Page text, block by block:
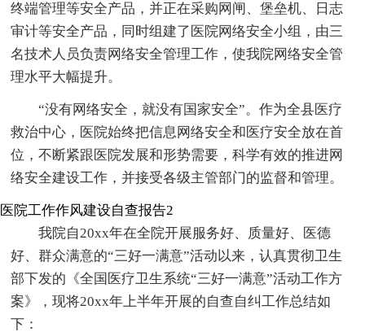
终端管理等安全产品，并正在采购网闸、堡垒机、日志
审计等安全产品，同时组建了医院网络安全小组，由三
名技术人员负责网络安全管理工作，使我院网络安全管
理水平大幅提升。
“没有网络安全，就没有国家安全”。作为全县医疗
救治中心，医院始终把信息网络安全和医疗安全放在首
位，不断紧跟医院发展和形势需要，科学有效的推进网
络安全建设工作，并接受各级主管部门的监督和管理。
医院工作作风建设自查报告2
我院自20xx年在全院开展服务好、质量好、医德
好、群众满意的“三好一满意”活动以来，认真贯彻卫生
部下发的《全国医疗卫生系统“三好一满意”活动工作方
案》，现将20xx年上半年开展的自查自纠工作总结如
下：